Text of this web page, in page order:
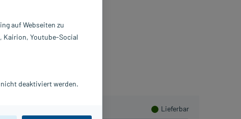
Lieferbar
Dr. Winzer Pharma GmbH
auf Webseiten zu
Kairion, Youtube-Social
deaktiviert werden.